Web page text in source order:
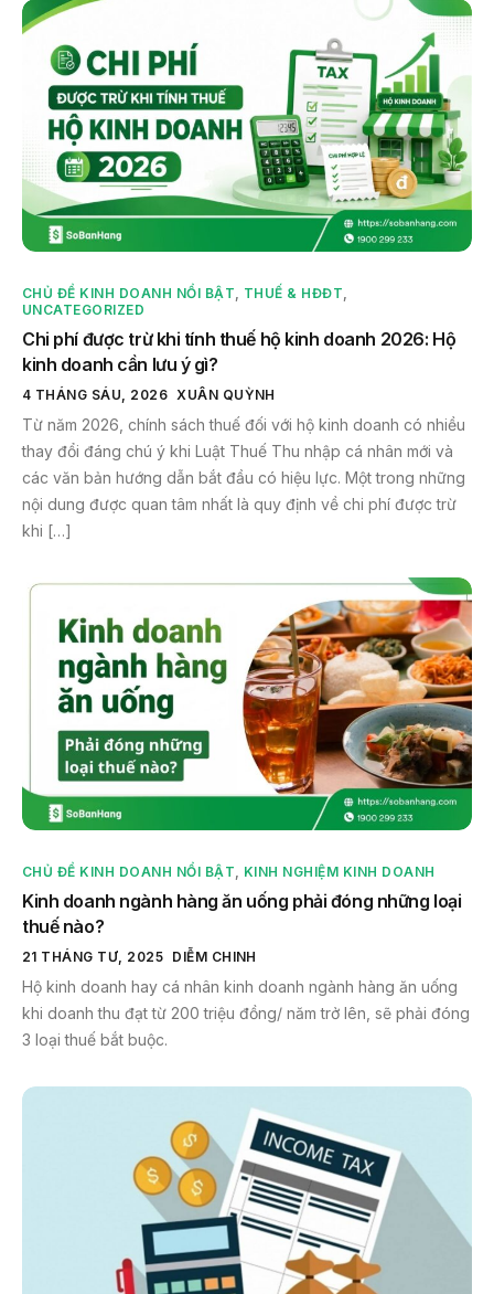
CHỦ ĐỀ KINH DOANH NỔI BẬT THUẾ & HĐĐT
UNCATEGORIZED
Chi phí được trừ khi tính thuế hộ kinh doanh 2026: Hộ
kinh doanh cần lưu ý gì?
4 THÁNG SÁU, 2026 XUÂN QUỲNH
Từ năm 2026, chính sách thuế đối với hộ kinh doanh có nhiều
thay đổi đáng chú ý khi Luật Thuế Thu nhập cá nhân mới và
các văn bản hướng dẫn bắt đầu có hiệu lực. Một trong những
nội dung được quan tâm nhất là quy định về chi phí được trừ
khi […]
CHỦ ĐỀ KINH DOANH NỔI BẬT, KINH NGHIỆM KINH DOANH
Kinh doanh ngành hàng ăn uống phải đóng những loại
thuế nào?
21 THÁNG TƯ, 2025 DIỄM CHINH
Hộ kinh doanh hay cá nhân kinh doanh ngành hàng ăn uống
khi doanh thu đạt từ 200 triệu đồng/ năm trở lên, sẽ phải đóng
3 loại thuế bắt buộc.